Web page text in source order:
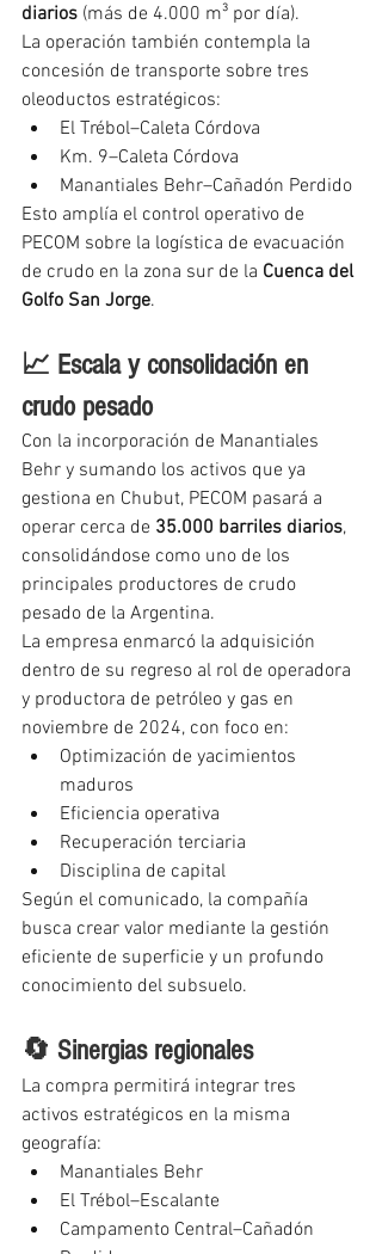
diarios (más de 4.000 m³ por día).
La operación también contempla la
concesión de transporte sobre tres
oleoductos estratégicos:
El Trébol–Caleta Córdova
Km. 9–Caleta Córdova
Manantiales Behr–Cañadón Perdido
Esto amplía el control operativo de
PECOM sobre la logística de evacuación
de crudo en la zona sur de la Cuenca del
Golfo San Jorge.
📈 Escala y consolidación en
crudo pesado
Con la incorporación de Manantiales
Behr y sumando los activos que ya
gestiona en Chubut, PECOM pasará a
operar cerca de 35.000 barriles diarios,
consolidándose como uno de los
principales productores de crudo
pesado de la Argentina.
La empresa enmarcó la adquisición
dentro de su regreso al rol de operadora
y productora de petróleo y gas en
noviembre de 2024, con foco en:
Optimización de yacimientos
maduros
Eficiencia operativa
Recuperación terciaria
Disciplina de capital
Según el comunicado, la compañía
busca crear valor mediante la gestión
eficiente de superficie y un profundo
conocimiento del subsuelo.
🔄 Sinergias regionales
La compra permitirá integrar tres
activos estratégicos en la misma
geografía:
Manantiales Behr
El Trébol–Escalante
Campamento Central–Cañadón